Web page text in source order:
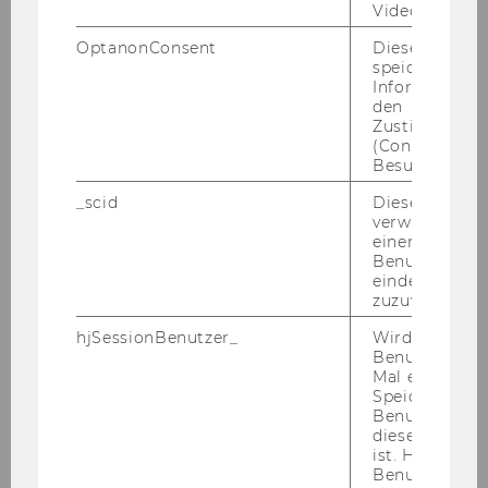
Bitte be­wer­ben Sie sich auf un­se­rer Home­page
unter
http://www.wu.ac.at/jobs
Ende der Be­wer­bungs­frist: 25. Juli 2012
Institut für Personalmanagement
voraussichtlich ab 1. Oktober 2012 bis 31. Juli
eine Stelle eines studentischen
Mitarbeiterin (Teaching Assistant/Teaching
(Angestellte/r gemäß
Kollektivvertrag für die Arbeitnehmer/innen der
brutto) halbbeschäftigt
Gemäß Kol­lek­tiv­ver­trag kön­nen nur stu­den­ti­
sche Mit­ar­bei­ter/innen auf­ge­nom­men wer­den,
die ein für die in Be­tracht kom­men­de Ver­wen­
dung vor­ge­se­he­nes Master-​(Diplom-​)Stu­di­um
noch nicht ab­ge­schlos­sen haben. Stu­die­ren­de
Video
OptanonConsent
Dieses Cookie
speichert
den
(Consent)
Besuchers.
_scid
Dieses
verwendet,
einem/einer
Benutzer*in
eindeutige ID
zuzuweisen
hjSessionBenutzer_
Wird gesetzt,
Benutzer
Mal eine
Speichert die
Benutzer-ID,
diese Seite
ist. Hotjar
Benutzer